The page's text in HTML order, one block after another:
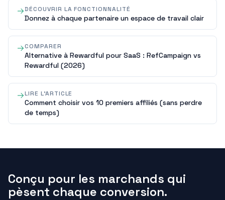
DÉCOUVRIR LA FONCTIONNALITÉ
Donnez à chaque partenaire un espace de travail clair
COMPARER
Alternative à Rewardful pour SaaS : RefCampaign vs
Rewardful (2026)
LIRE L'ARTICLE
Comment choisir vos 10 premiers affiliés (sans perdre
de temps)
Conçu pour les marchands qui
pèsent chaque conversion.